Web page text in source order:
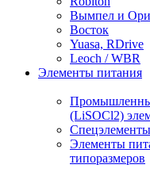
Вымпел и
Восток
Yuasa, RDrive
Leoch / WBR
Элементы питания
(LiSOCl2)
Элементы
типоразмеров